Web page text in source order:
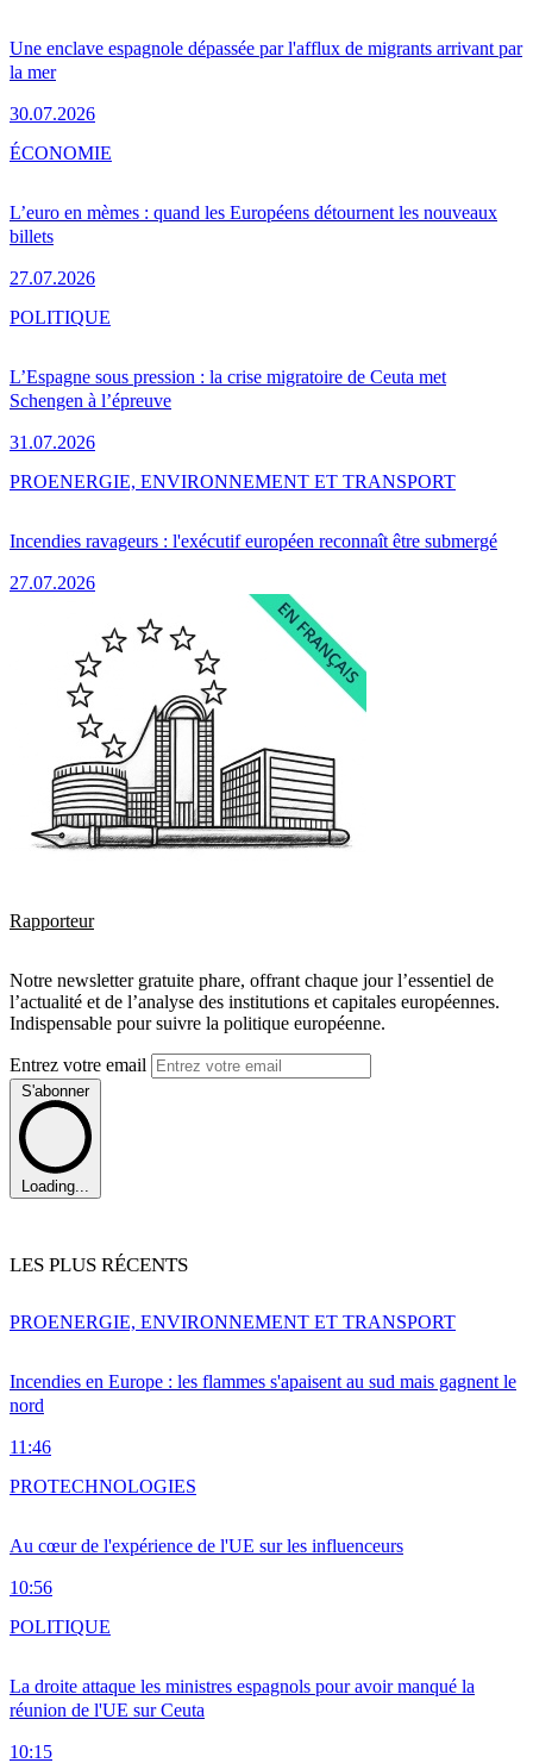
Une enclave espagnole dépassée par l'afflux de migrants arrivant par
la mer
30.07.2026
L’euro en mèmes : quand les Européens détournent les nouveaux
billets
27.07.2026
ÉCONOMIE
L’Espagne sous pression : la crise migratoire de Ceuta met
Schengen à l’épreuve
31.07.2026
POLITIQUE
Incendies ravageurs : l'exécutif européen reconnaît être submergé
27.07.2026
PROENERGIE, ENVIRONNEMENT ET TRANSPORT
Rapporteur
Notre newsletter gratuite phare, offrant chaque jour l’essentiel de
l’actualité et de l’analyse des institutions et capitales européennes.
Indispensable pour suivre la politique européenne.
Entrez votre email
S'abonner
Loading...
LES PLUS RÉCENTS
Incendies en Europe : les flammes s'apaisent au sud mais gagnent le
nord
11:46
PROENERGIE, ENVIRONNEMENT ET TRANSPORT
Au cœur de l'expérience de l'UE sur les influenceurs
10:56
PROTECHNOLOGIES
La droite attaque les ministres espagnols pour avoir manqué la
réunion de l'UE sur Ceuta
10:15
POLITIQUE